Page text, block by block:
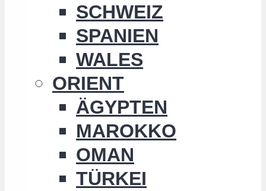
SCHWEIZ
SPANIEN
WALES
ORIENT
ÄGYPTEN
MAROKKO
OMAN
TÜRKEI